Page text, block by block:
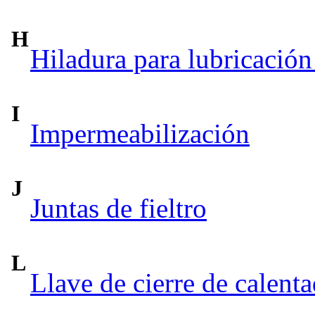
H
Hiladura para
I
Impermeabilización
J
Juntas de fieltro
L
Llave de cierre de